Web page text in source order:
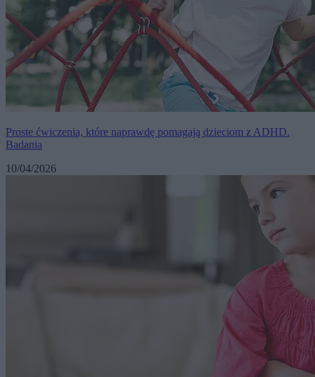
Proste ćwiczenia, które naprawdę pomagają dzieciom z ADHD.
Badania
10/04/2026